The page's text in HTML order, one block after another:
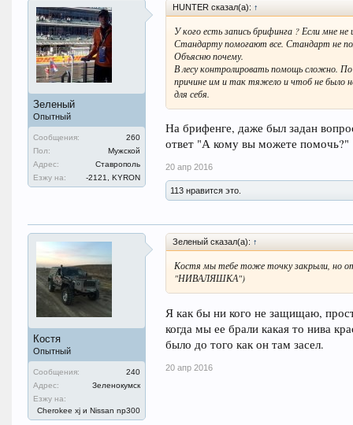
Зеленый
Опытный
Сообщения:
260
Пол:
Мужской
Адрес:
Ставрополь
Езжу на:
-2121, KYRON
HUNTER сказал(а): ↑
У кого есть запись брифинга ? Если мне
Стандарту помогают все. Стандарт не
Объясню почему.
В лесу контролировать помощь сложно.
причине им и так тяжело и чтоб не было
для себя.
На брифенге, даже был задан
ответ "А кому вы можете помочь?"
20 апр 2016
113 нравится это.
Костя
Опытный
Сообщения:
240
Адрес:
Зеленокумск
Езжу на:
Cherokee xj и Nissan np300
Зеленый сказал(а): ↑
Костя мы тебе тоже точку закрыли, но
"НИВАЛЯШКА")
Я как бы ни кого не защищаю,
когда мы ее брали какая то нива
было до того как он там засел.
20 апр 2016